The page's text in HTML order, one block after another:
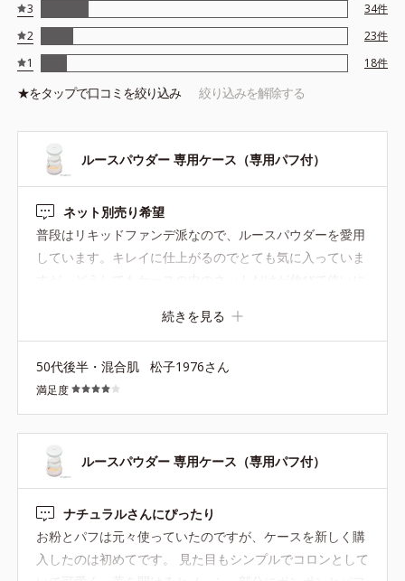
3
34件
2
23件
1
18件
★をタップで口コミを絞り込み 絞り込みを解除する
ルースパウダー 専用ケース（専用パフ付）
ネット別売り希望
普段はリキッドファンデ派なので、ルースパウダーを愛用
しています。キレイに仕上がるのでとても気に入っていま
すが、どうしてもケースの中のネットだけが伸びて使いに
非中のネットだけ販売していただきたいと思います。
続きを見る
50代後半・混合肌 松子1976さん
満足度
ルースパウダー 専用ケース（専用パフ付）
ナチュラルさんにぴったり
お粉とパフは元々使っていたのですが、ケースを新しく購
入したのは初めてです。 見た目もシンプルでコロンとして